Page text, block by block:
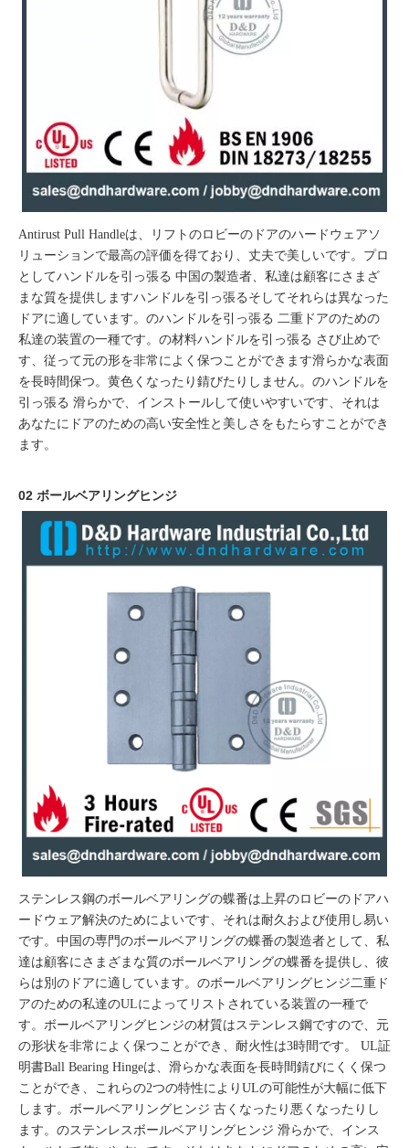
Antirust Pull Handleは、リフトのロビーのドアのハードウェアソ
リューションで最高の評価を得ており、丈夫で美しいです。プロ
としてハンドルを引っ張る 中国の製造者、私達は顧客にさまざ
まな質を提供しますハンドルを引っ張る そしてそれらは異なった
ドアに適しています。のハンドルを引っ張る 二重ドアのための
私達の装置の一種です。の材料ハンドルを引っ張る さび止めで
す、従って元の形を非常によく保つことができます滑らかな表面
を長時間保つ 。黄色くなったり錆びたりしません。のハンドルを
引っ張る 滑らかで、インストールして使いやすいです、それは
あなたにドアのための高い安全性と美しさをもたらすことができ
ます。
02 ボールベアリングヒンジ
ステンレス鋼のボールベアリングの蝶番は上昇のロビーのドアハ
ードウェア解決のためによいです、それは耐久および使用し易い
です。中国の専門のボールベアリングの蝶番の製造者として、私
達は顧客にさまざまな質のボールベアリングの蝶番を提供し、彼
らは別のドアに適しています。のボールベアリングヒンジ 二重ド
アのための私達のULによってリストされている装置の一種で
す。ボールベアリングヒンジの材質はステンレス鋼ですので、元
の形状を非常によく保つことができ、耐火性は3時間です。 UL証
明書Ball Bearing Hingeは、滑らかな表面を長時間錆びにくく保つ
ことができ、これらの2つの特性によりULの可能性が大幅に低下
します。 ボールベアリングヒンジ 古くなったり悪くなったりし
ます。のステンレスボールベアリングヒンジ 滑らかで、インス